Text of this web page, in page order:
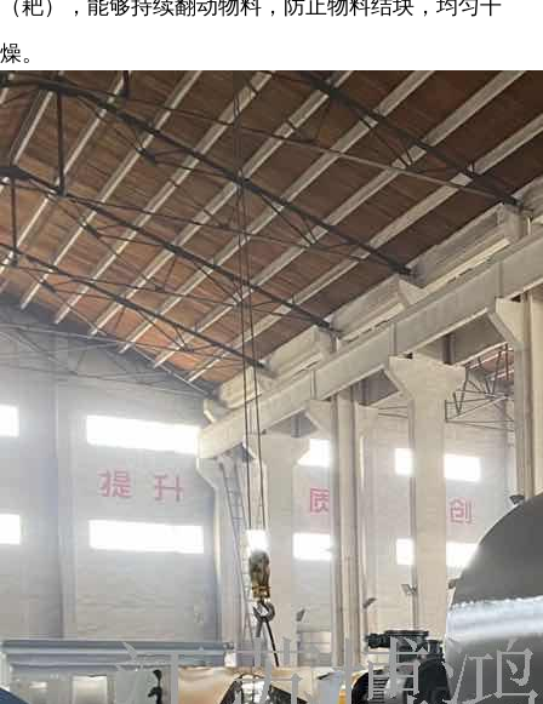
（耙），能够持续翻动物料，防止物料结块，均匀干
燥。